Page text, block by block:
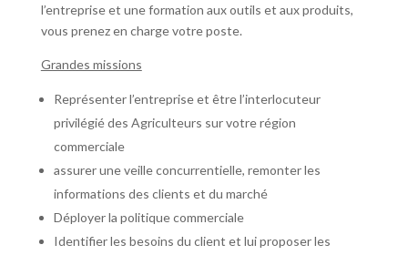
l’entreprise et une formation aux outils et aux produits,
vous prenez en charge votre poste.
Grandes missions
Représenter l’entreprise et être l’interlocuteur
privilégié des Agriculteurs sur votre région
commerciale
assurer une veille concurrentielle, remonter les
informations des clients et du marché
Déployer la politique commerciale
Identifier les besoins du client et lui proposer les